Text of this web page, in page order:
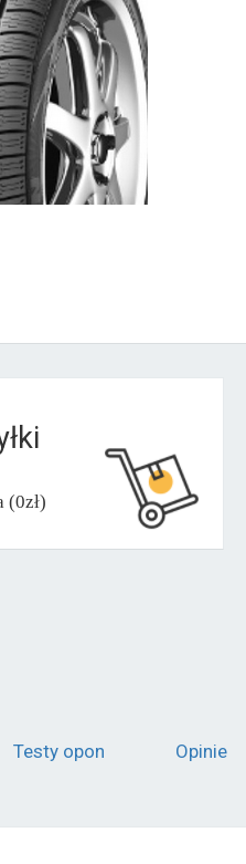
(0zł)
Testy opon Opinie